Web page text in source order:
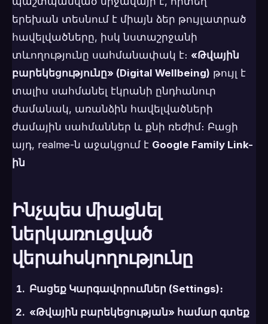
երեխան տեսնում է միայն ձեր թույլատրած
հավելվածները, իսկ նստաշրջանի
տևողությունը սահմանափակ է։ «Թվային
բարեկեցությունը» (Digital Wellbeing) թույլ է
տալիս սահմանել էկրանի ընդհանուր
ժամանակ, առանձին հավելվածների
ժամային սահմաններ և քնի ռեժիմ։ Բացի
այդ, realme-ն աջակցում է Google Family Link-
ին
Ինչպես միացնել
ներկառուցված
վերահսկողությունը
Բացեք Կարգավորումներ (Settings)։
«Թվային բարեկեցության» համար գտեք